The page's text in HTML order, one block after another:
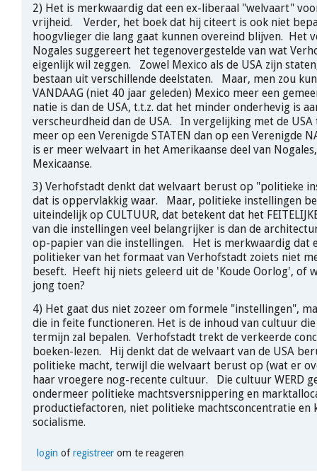
2) Het is merkwaardig dat een ex-liberaal "welvaart"
vrijheid. Verder, het boek dat hij citeert is ook niet
hoogvlieger die lang gaat kunnen overeind blijven. Het
Nogales suggereert het tegenovergestelde van wat
eigenlijk wil zeggen. Zowel Mexico als de USA zijn
bestaan uit verschillende deelstaten. Maar, men zou
VANDAAG (niet 40 jaar geleden) Mexico meer een
natie is dan de USA, t.t.z. dat het minder onderhevig is
verscheurdheid dan de USA. In vergelijking met de
meer op een Verenigde STATEN dan op een Verenigde
is er meer welvaart in het Amerikaanse deel van
Mexicaanse.
3) Verhofstadt denkt dat welvaart berust op "politieke
dat is oppervlakkig waar. Maar, politieke instellingen
uiteindelijk op CULTUUR, dat betekent dat het
van die instellingen veel belangrijker is dan de
op-papier van die instellingen. Het is merkwaardig dat
politieker van het formaat van Verhofstadt zoiets niet
beseft. Heeft hij niets geleerd uit de 'Koude Oorlog', of
jong toen?
4) Het gaat dus niet zozeer om formele "instellingen",
die in feite functioneren. Het is de inhoud van cultuur
termijn zal bepalen. Verhofstadt trekt de verkeerde
boeken-lezen. Hij denkt dat de welvaart van de USA
politieke macht, terwijl die welvaart berust op (wat er
haar vroegere nog-recente cultuur. Die cultuur WERD
ondermeer politieke machtsversnippering en
productiefactoren, niet politieke machtsconcentratie en
socialisme.
login ofregistreerom te reageren